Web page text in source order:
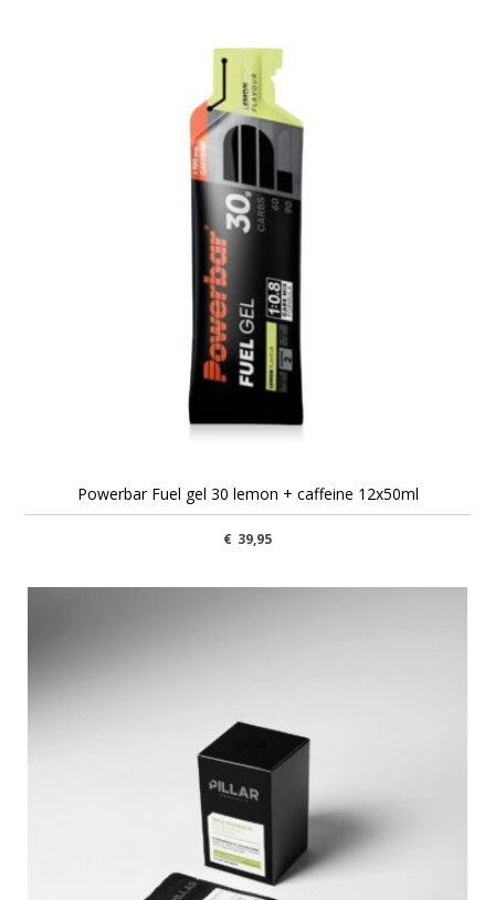
Powerbar Fuel gel 30 lemon + caffeine 12x50ml
€ 39,95